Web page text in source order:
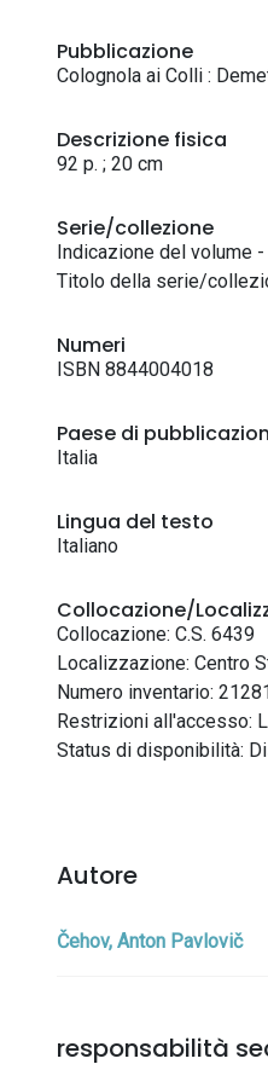
Pubblicazione
Colognola ai Colli :
Descrizione fisica
92 p. ; 20 cm
Serie/collezione
Indicazione del volume
Titolo della serie/
Numeri
ISBN 8844004018
Paese di
Italia
Lingua del testo
Italiano
Collocazione/
Collocazione: C.S. 6439
Localizzazione: Centro
Numero inventario:
Restrizioni all'accesso:
Status di disponibilità:
Autore
Čehov, Anton Pavlovič
responsabilità